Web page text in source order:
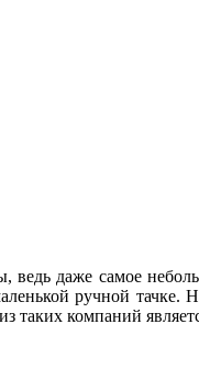
даже самое
ручной тачке.
таких компаний